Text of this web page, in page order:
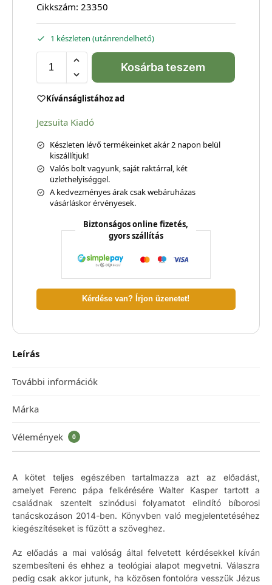
Cikkszám: 23350
1 készleten (utánrendelhető)
Kosárba teszem
Kívánságlistához ad
Jezsuita Kiadó
Készleten lévő termékeinket akár 2 napon belül
kiszállítjuk!
Valós bolt vagyunk, saját raktárral, két
üzlethelyiséggel.
A kedvezményes árak csak webáruházas
vásárláskor érvényesek.
Biztonságos online fizetés,
gyors szállítás
Kérdése van? Írjon üzenetet!
Leírás
További információk
Márka
Vélemények 0
A kötet teljes egészében tartalmazza azt az előadást,
amelyet Ferenc pápa felkérésére Walter Kasper tartott a
családnak szentelt szinódusi folyamatot elindító bíborosi
tanácskozáson 2014-ben. Könyvben való megjelentetéséhez
kiegészítéseket is fűzött a szöveghez.
Az előadás a mai valóság által felvetett kérdésekkel kíván
szembesíteni és ehhez a teológiai alapot megvetni. Válaszra
pedig csak akkor jutunk, ha közösen fontolóra vesszük Jézus